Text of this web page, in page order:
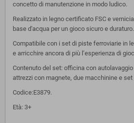
concetto di manutenzione in modo ludico.
Realizzato in legno certificato FSC e
base d'acqua per un gioco sicuro e duraturo.
Compatibile con i set di piste ferroviarie in
e arricchire ancora di più l’esperienza di
Contenuto del set: officina con
attrezzi con magnete, due macchinine e set
Codice:E3879.
Età: 3+